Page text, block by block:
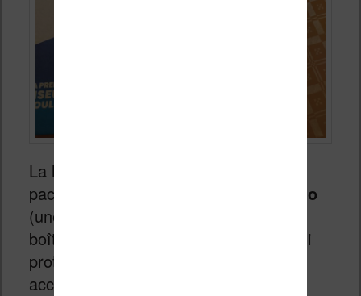
La liseuse est proposée dans le
packaging maintenant habituel de
Vivlio
(une marque française d’ailleurs) : une
boîte en carton recyclé bien conçue qui
protège bien la machine et ses
accessoires.